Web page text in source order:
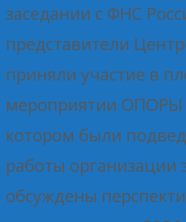
заседании с ФНС
представители
приняли участие в
мероприятии
котором были
работы организации
обсуждены